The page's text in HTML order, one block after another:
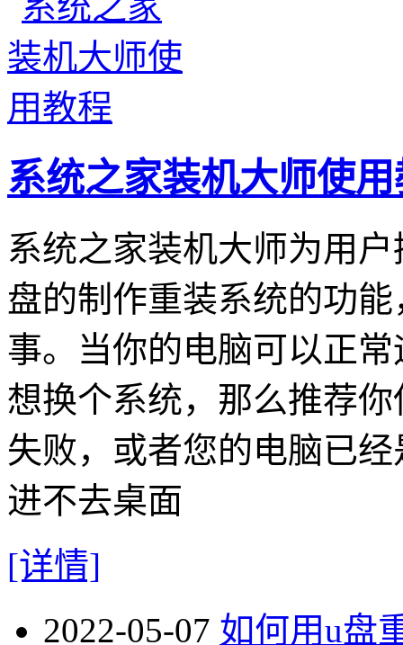
系统之家装机大师使
系统之家装机大师为用
盘的制作重装系统的功
事。当你的电脑可以正
想换个系统，那么推荐
失败，或者您的电脑已
进不去桌面
[详情]
2022-05-07 如何用u盘